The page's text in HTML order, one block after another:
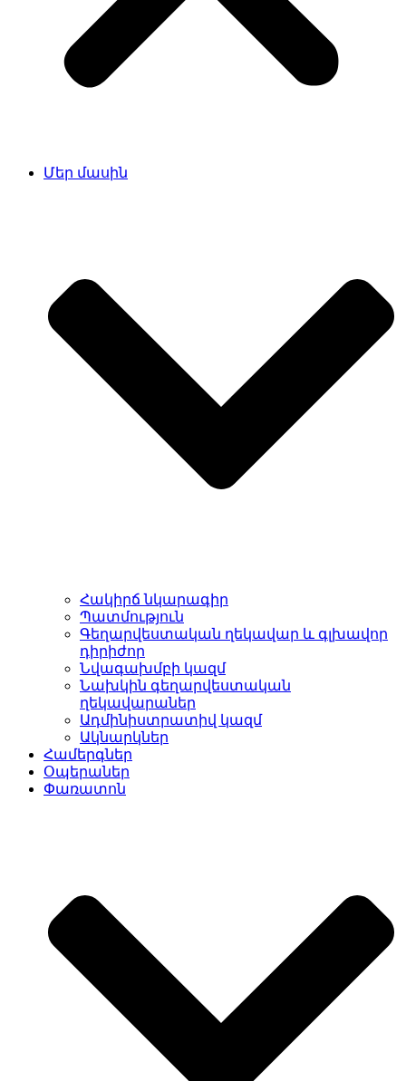
Մեր մասին
Հակիրճ նկարագիր
Պատմություն
Գեղարվեստական ղեկավար և գլխավոր
դիրիժոր
Նվագախմբի կազմ
Նախկին գեղարվեստական
ղեկավարաներ
Ադմինիստրատիվ կազմ
Ակնարկներ
Համերգներ
Օպերաներ
Փառատոն